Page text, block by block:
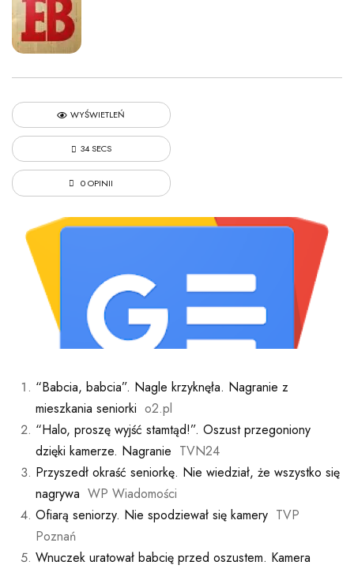
WYŚWIETLEŃ
34 SECS
0 OPINII
“Babcia, babcia”. Nagle krzyknęła. Nagranie z
mieszkania seniorki o2.pl
“Halo, proszę wyjść stamtąd!”. Oszust przegoniony
dzięki kamerze. Nagranie TVN24
Przyszedł okraść seniorkę. Nie wiedział, że wszystko się
nagrywa WP Wiadomości
Ofiarą seniorzy. Nie spodziewał się kamery TVP
Poznań
Wnuczek uratował babcię przed oszustem. Kamera